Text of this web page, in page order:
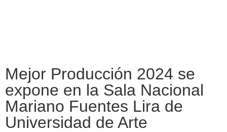
Mejor Producción 2024 se
expone en la Sala Nacional
Mariano Fuentes Lira de
Universidad de Arte